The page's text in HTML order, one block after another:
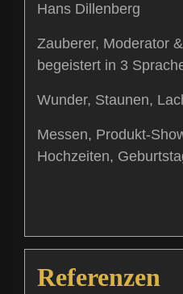
Hans Dillenberg
Zauberer, Moderator
begeistert in 3
Wunder, Staunen,
Messen, Produkt-
Hochzeiten,
Referenzen